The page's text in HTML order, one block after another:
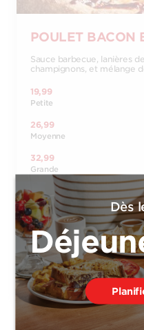
POULET BACON
Sauce barbecue, lanières
champignons, et mélange
19,99
Petite
26,99
Moyenne
32,99
Grande
37,99
Extra-Large
14,99
Bambino
Dès